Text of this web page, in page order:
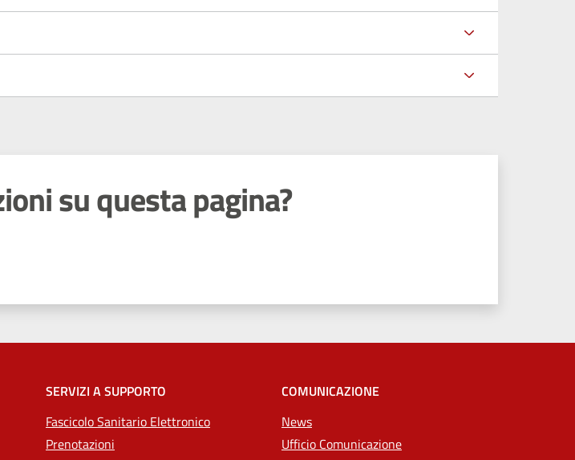
su questa pagina?
SERVIZI A SUPPORTO
Fascicolo Sanitario Elettronico
Prenotazioni
COMUNICAZIONE
News
Ufficio Comunicazione